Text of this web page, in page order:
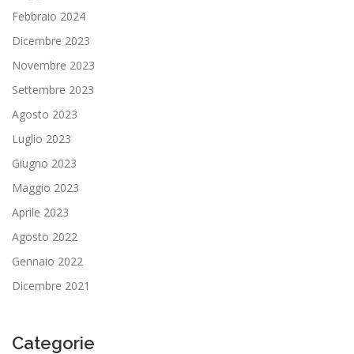
Febbraio 2024
Dicembre 2023
Novembre 2023
Settembre 2023
Agosto 2023
Luglio 2023
Giugno 2023
Maggio 2023
Aprile 2023
Agosto 2022
Gennaio 2022
Dicembre 2021
Categorie